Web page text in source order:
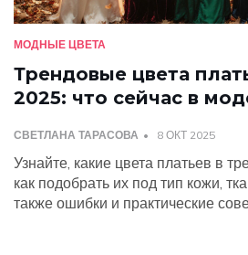
МОДНЫЕ ЦВЕТА
Трендовые цвета
2025: что сейчас в
СВЕТЛАНА ТАРАСОВА 8 ОКТ 2025
Узнайте, какие цвета платьев в
как подобрать их под тип кожи,
также ошибки и практические